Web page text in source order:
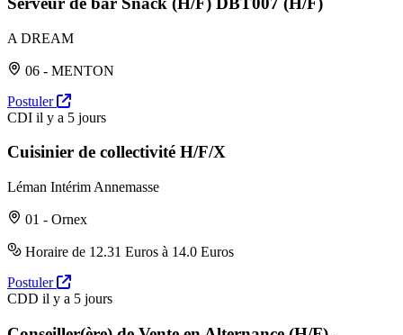
A DREAM
06 - MENTON
Postuler
CDI il y a 5 jours
Cuisinier de collectivité H/F/X
Léman Intérim Annemasse
01 - Ornex
Horaire de 12.31 Euros à 14.0 Euros
Postuler
CDD il y a 5 jours